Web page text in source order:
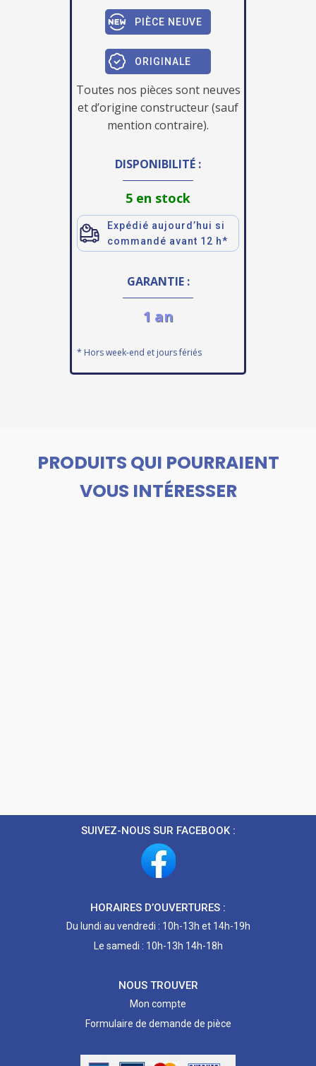
PIÈCE NEUVE
ORIGINALE
Toutes nos pièces sont neuves
et d’origine constructeur (sauf
mention contraire).
DISPONIBILITÉ :
5 en stock
Expédié aujourd’hui si
commandé avant 12 h*
GARANTIE :
1 an
* Hors week-end et jours fériés
PRODUITS QUI POURRAIENT
VOUS INTÉRESSER
SUIVEZ-NOUS SUR FACEBOOK :
HORAIRES D’OUVERTURES :
Du lundi au vendredi : 10h-13h et 14h-19h
Le samedi : 10h-13h 14h-18h
NOUS TROUVER
Mon compte
Formulaire de demande de pièce